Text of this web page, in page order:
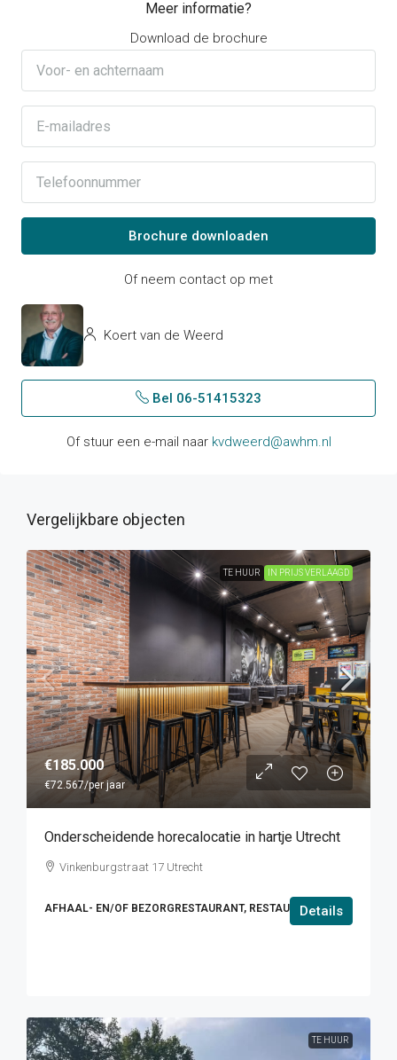
Meer informatie?
Download de brochure
Of neem contact op met
Koert van de Weerd
Bel 06-51415323
Of stuur een e-mail naar kvdweerd@awhm.nl
Vergelijkbare objecten
TE HUUR IN PRIJS VERLAAGD
€185.000
€72.567/per jaar
Onderscheidende horecalocatie in hartje Utrecht
Vinkenburgstraat 17 Utrecht
AFHAAL- EN/OF BEZORGRESTAURANT, RESTAURANTDetails
TE HUUR